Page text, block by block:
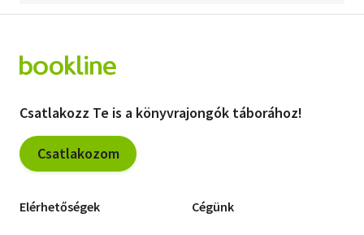
Csatlakozz Te is a könyvrajongók táborához!
Csatlakozom
Elérhetőségek Cégünk